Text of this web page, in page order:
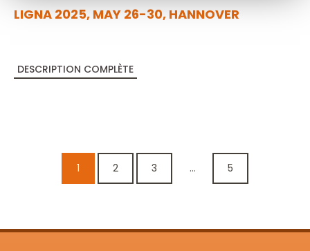
LIGNA 2025, MAY 26-30, HANNOVER
DESCRIPTION COMPLÈTE
1 2 3 ... 5